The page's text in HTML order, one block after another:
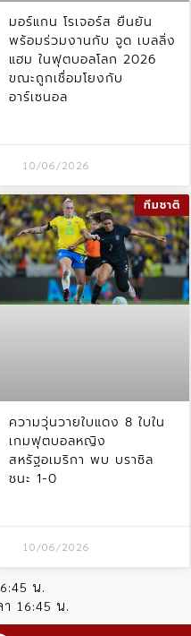
มอร์แกน โรเจอร์ส ยืนยัน
พร้อมร่วมงานกับ จูด เบลลิ่ง
แฮม ในฟุตบอลโลก 2026
ขณะถูกเชื่อมโยงกับ
อาร์เซนอล
10/06/2026
ทีมชาติ
ความวุ่นวายใบแดง 8 ใบใน
เกมฟุตบอลหญิง
สหรัฐอเมริกา พบ บราซิล
ชนะ 1-0
10/06/2026
น.
า 16:45 น.